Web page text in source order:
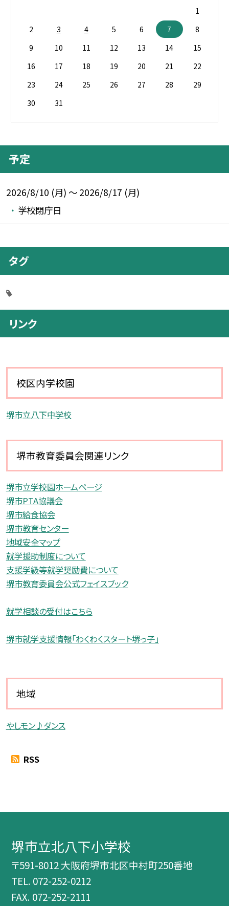
1
2
3 4 5 6 7
8
9
10 11 12 13 14
15
16
17 18 19 20 21
22
23
24 25 26 27 28
29
30
31
予定
2026/8/10 (月) ～ 2026/8/17 (月)
学校閉庁日
タグ
リンク
校区内学校園
堺市立八下中学校
堺市教育委員会関連リンク
堺市立学校園ホームページ
堺市PTA協議会
堺市給食協会
堺市教育センター
地域安全マップ
就学援助制度について
支援学級等就学奨励費について
堺市教育委員会公式フェイスブック
就学相談の受付はこちら
堺市就学支援情報「わくわくスタート堺っ子」
地域
やしモン♪ダンス
RSS
堺市立北八下小学校
〒591-8012 大阪府堺市北区中村町250番地
TEL. 072-252-0212
FAX. 072-252-2111